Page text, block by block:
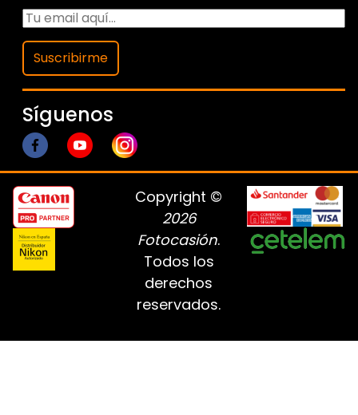
Suscribirme
Síguenos
Copyright ©
2026
Fotocasión.
Todos los
derechos
reservados.